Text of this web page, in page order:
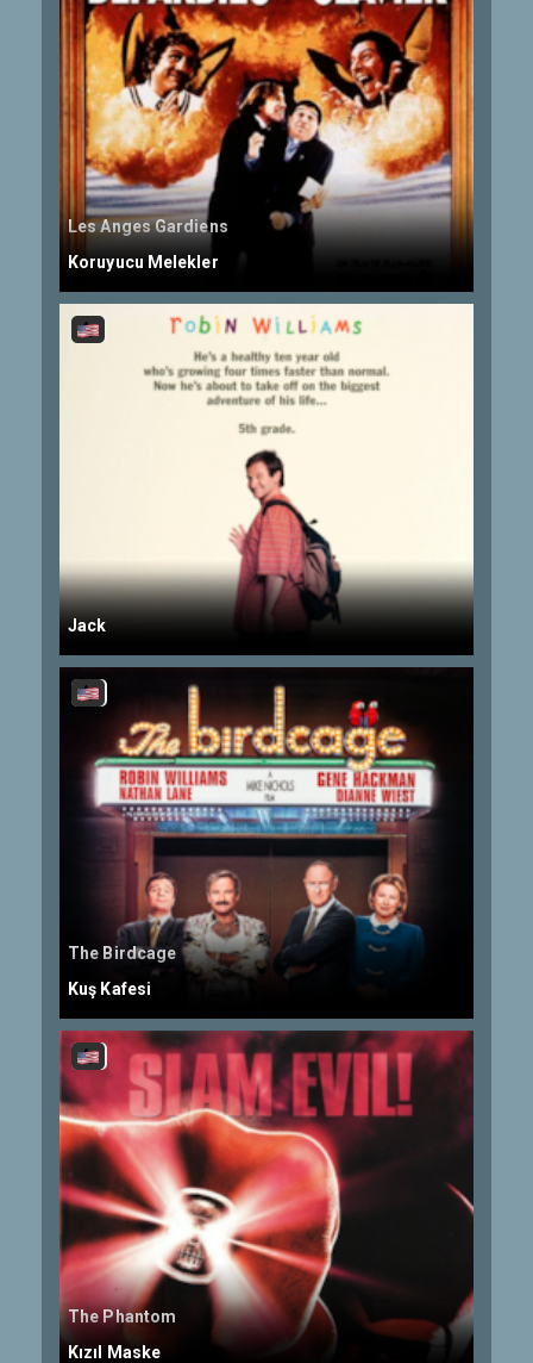
Les Anges Gardiens
Koruyucu Melekler
Jack
The Birdcage
Kuş Kafesi
The Phantom
Kızıl Maske